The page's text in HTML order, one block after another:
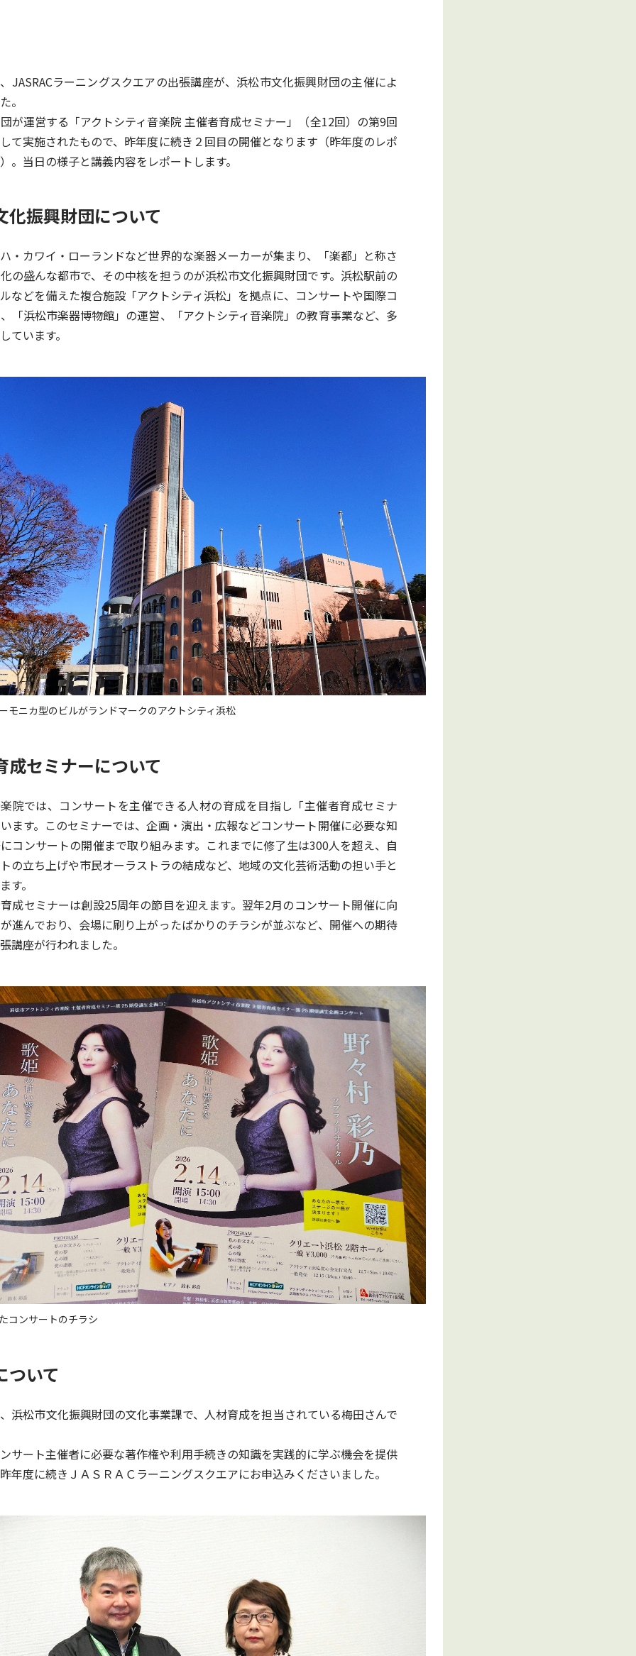
JASRACラーニングスクエアの出張講座が、浜松市文化振興財団の主催によ
。
が運営する「アクトシティ音楽院 主催者育成セミナー」（全12回）の第9回
て実施されたもので、昨年度に続き２回目の開催となります（昨年度のレポ
。当日の様子と講義内容をレポートします。
化振興財団について
・カワイ・ローランドなど世界的な楽器メーカーが集まり、「楽都」と称さ
の盛んな都市で、その中核を担うのが浜松市文化振興財団です。浜松駅前の
などを備えた複合施設「アクトシティ浜松」を拠点に、コンサートや国際コ
「浜松市楽器博物館」の運営、「アクトシティ音楽院」の教育事業など、多
ています。
モニカ型のビルがランドマークのアクトシティ浜松
成セミナーについて
院では、コンサートを主催できる人材の育成を目指し「主催者育成セミナ
ます。このセミナーでは、企画・演出・広報などコンサート開催に必要な知
コンサートの開催まで取り組みます。これまでに修了生は300人を超え、自
の立ち上げや市民オーラストラの結成など、地域の文化芸術活動の担い手と
す。
成セミナーは創設25周年の節目を迎えます。翌年2月のコンサート開催に向
進んでおり、会場に刷り上がったばかりのチラシが並ぶなど、開催への期待
講座が行われました。
コンサートのチラシ
ついて
浜松市文化振興財団の文化事業課で、人材育成を担当されている梅田さんで
サート主催者に必要な著作権や利用手続きの知識を実践的に学ぶ機会を提供
年度に続きＪＡＳＲＡＣラーニングスクエアにお申込みくださいました。